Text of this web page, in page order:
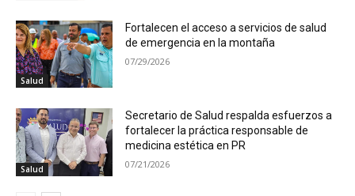
Salud
Fortalecen el acceso a servicios de salud
de emergencia en la montaña
07/29/2026
Salud
Secretario de Salud respalda esfuerzos a
fortalecer la práctica responsable de
medicina estética en PR
07/21/2026